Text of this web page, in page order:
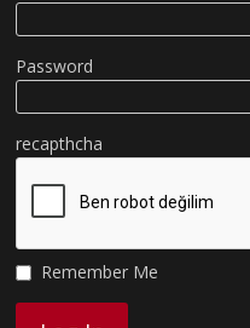
Password
recapthcha
Remember Me